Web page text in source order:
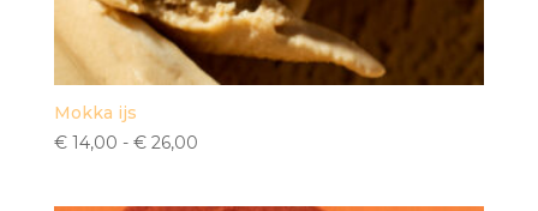
Mokka ijs
€14,00 - €26,00Prijsklasse: